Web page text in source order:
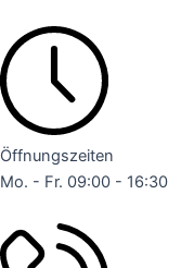
Inhalt
springen
Öffnungszeiten
Mo. - Fr. 09:00 - 16:30